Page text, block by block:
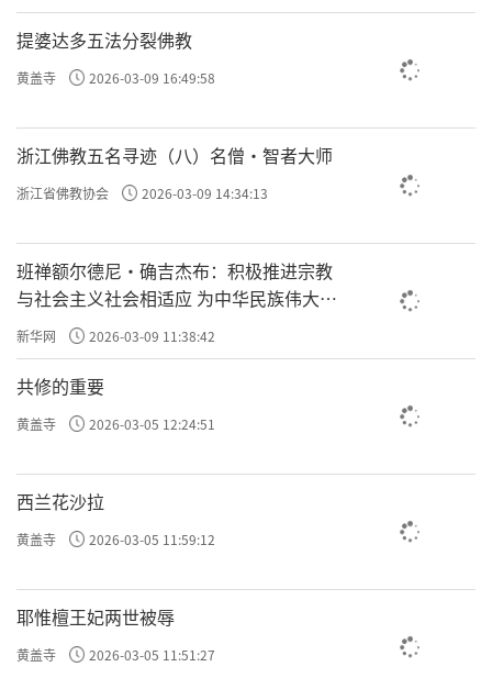
净慧长老曾经说过，“一朵花的美丽，需要整
个宇宙的生命来成就”。每个人的生命如此美
丽，都是父母、众生、国土、三宝等恩深似
海、众缘和合的结果，因此对此要分外感恩报
恩。每一个众生都是因缘和合而生，互相关
联、彼此影响，没有高低贵贱之分。“尔时无
有男女、尊卑、上下，亦无异名，众共生世，
故名众生。”因为众生本质上都是因缘和合而
生，所以没有高下贵贱之分。“心佛及众生，
是三无差别”。每个人对于自己除外的社会其
他成员，对于世间芸芸众生，都抱着无缘大
慈、同体大悲的情怀，在走路时、大小便时、
通，无不在为众生祈求幸福：“若举于足，当
愿众生，出生死海，具众善法”，“大小便
水洗面，当愿众生，得净法门，永无垢
染”，“若饭食时，当愿众生，禅悦为食，法
喜充满”，“饭食已讫，当愿众生，所作皆
提婆达多五法分裂佛教
黄盖寺 2026-03-09 16:49:58
浙江佛教五名寻迹（八）名僧·智者大师
浙江省佛教协会 2026-03-09 14:34:13
班禅额尔德尼·确吉杰布：积极推进宗教
与社会主义社会相适应 为中华民族伟大复
兴贡献力量
新华网 2026-03-09 11:38:42
共修的重要
黄盖寺 2026-03-05 12:24:51
西兰花沙拉
黄盖寺 2026-03-05 11:59:12
耶惟檀王妃两世被辱
黄盖寺 2026-03-05 11:51:27